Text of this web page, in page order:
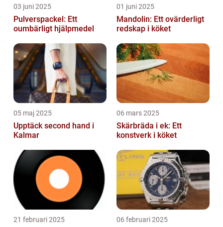
03 juni 2025
Pulverspackel: Ett
oumbärligt hjälpmedel
01 juni 2025
Mandolin: Ett ovärderligt
redskap i köket
05 maj 2025
Upptäck second hand i
Kalmar
06 mars 2025
Skärbräda i ek: Ett
konstverk i köket
21 februari 2025 06 februari 2025